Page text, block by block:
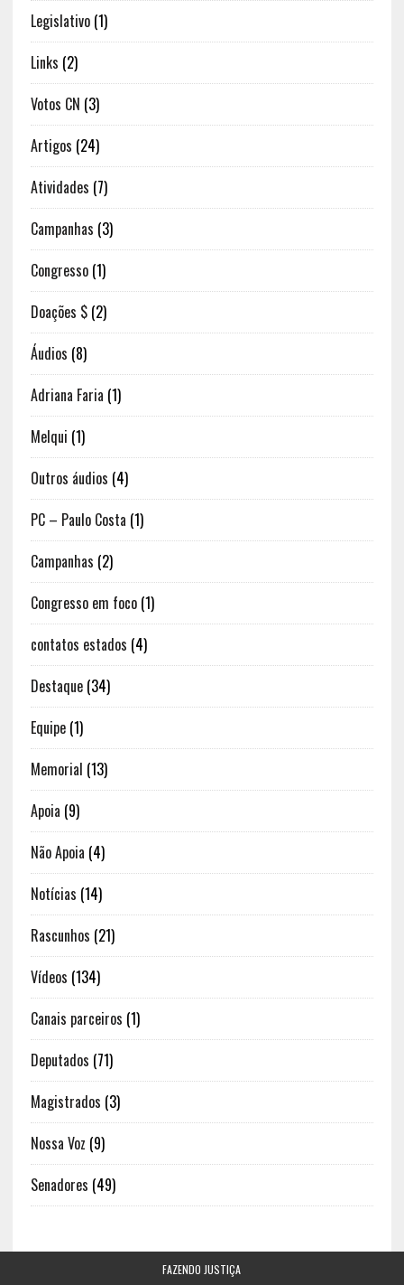
Legislativo(1)
Links (2)
Votos CN (3)
Artigos (24)
Atividades (7)
Campanhas (3)
Congresso(1)
Doações $(2)
Áudios (8)
Adriana Faria (1)
Melqui (1)
Outros áudios (4)
PC – Paulo Costa (1)
Campanhas (2)
Congresso em foco(1)
contatos estados (4)
Destaque(34)
Equipe(1)
Memorial (13)
Apoia (9)
Não Apoia (4)
Notícias (14)
Rascunhos (21)
Vídeos (134)
Canais parceiros (1)
Deputados (71)
Magistrados (3)
Nossa Voz (9)
Senadores (49)
FAZENDO JUSTIÇA